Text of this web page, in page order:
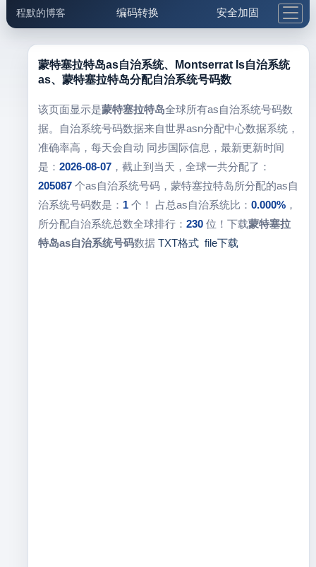
程默的博客 编码转换 安全加固
邮件工具 生活便民 更多工具
5.1支付宝大红包
蒙特塞拉特岛as自治系统、Montserrat Is自治系统
as、蒙特塞拉特岛分配自治系统号码数
该页面显示是蒙特塞拉特岛全球所有as自治系统号码数
据。自治系统号码数据来自世界asn分配中心数据系统，
准确率高，每天会自动 同步国际信息，最新更新时间
是： 2026-08-07，截止到当天，全球一共分配了：
205087个as自治系统号码，蒙特塞拉特岛所分配的as自
治系统号码数是： 1个！ 占总as自治系统比： 0.000%，
所分配自治系统总数全球排行： 230位！下载蒙特塞拉
特岛as自治系统号码数据 TXT格式 file下载